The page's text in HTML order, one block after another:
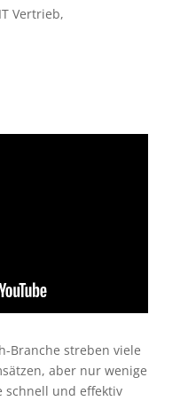
IT Vertrieb,
Branche streben viele
aber nur wenige
schnell und effektiv